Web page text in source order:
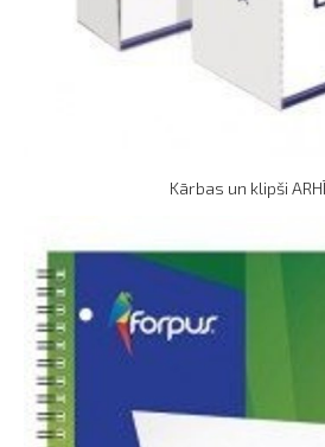
Kārbas un klipši